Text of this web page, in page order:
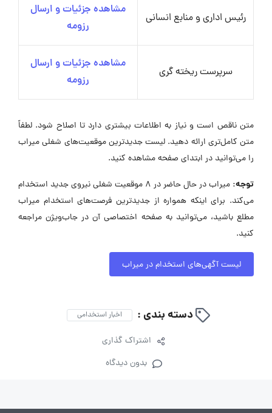
رئیس اداری و منابع انسانی
مشاهده جزئیات و ارسال
رزومه
سرپرست ریخته گری
مشاهده جزئیات و ارسال
رزومه
متن ناقص است و نیاز به اطلاعات بیشتری دارد تا اصلاح شود. لطفاً
متن کامل‌تری ارائه دهید. لیست جدیدترین موقعیت‌های شغلی میراب
را می‌توانید در ابتدای صفحه مشاهده کنید.
توجه:
میراب در حال حاضر در ۸ موقعیت شغلی نیروی جدید استخدام
می‌کند. برای اینکه همواره از جدیدترین فرصت‌های استخدام میراب
مطلع باشید، می‌توانید به صفحه اختصاصی آن در جاب‌ویژن مراجعه
کنید.
لیست آگهی‌های استخدام در میراب
دسته بندی : اخبار استخدامی
اشتراک گذاری
بدون دیدگاه